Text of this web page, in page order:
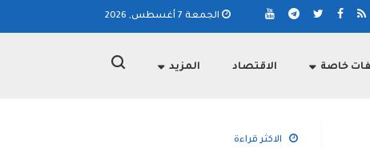
الجمعة 7 أغسطس, 2026
خاصة الاقتصاد المزيد
الاكثر قراءة